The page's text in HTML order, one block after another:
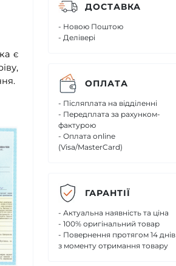
є
ДОСТАВКА
- Новою Поштою
- Делівері
ОПЛАТА
- Післяплата на відділенні
- Передплата за рахунком-
фактурою
- Оплата online
(Visa/MasterCard)
ГАРАНТІЇ
- Актуальна наявність та ціна
- 100% оригінальний товар
- Повернення протягом 14 днів
з моменту отримання товару